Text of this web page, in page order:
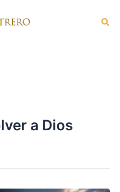
a Dios